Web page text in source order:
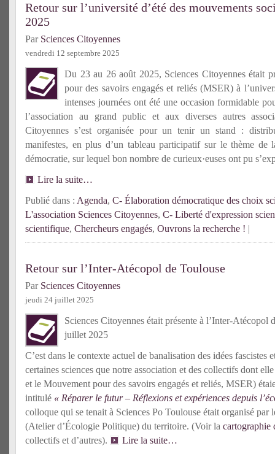
Retour sur l’université d’été des mouvements
2025
Par Sciences Citoyennes
vendredi 12 septembre 2025
Du 23 au 26 août 2025, Sciences Citoyennes était
pour des savoirs engagés et reliés (MSER) à
intenses journées ont été une occasion formidable
l’association au grand public et aux diverses autres
Citoyennes s’est organisée pour un tenir un stand :
manifestes, en plus d’un tableau participatif sur le thème de
démocratie, sur lequel bon nombre de curieux·euses ont pu
Lire la suite…
Publié dans : Agenda, C- Élaboration démocratique des choix
L'association Sciences Citoyennes, C- Liberté d'expression
scientifique, Chercheurs engagés, Ouvrons la recherche ! |
Retour sur l’Inter-Atécopol de Toulouse
Par Sciences Citoyennes
jeudi 24 juillet 2025
Sciences Citoyennes était présente à l’Inter-Atécopol
juillet 2025
C’est dans le contexte actuel de banalisation des idées fascistes
certaines sciences que notre association et des collectifs dont
et le Mouvement pour des savoirs engagés et reliés, MSER)
intitulé « Réparer le futur – Réflexions et expériences depuis
colloque qui se tenait à Sciences Po Toulouse était organisé par
(Atelier d’Écologie Politique) du territoire. (Voir la cartographie
collectifs et d’autres).
Lire la suite…